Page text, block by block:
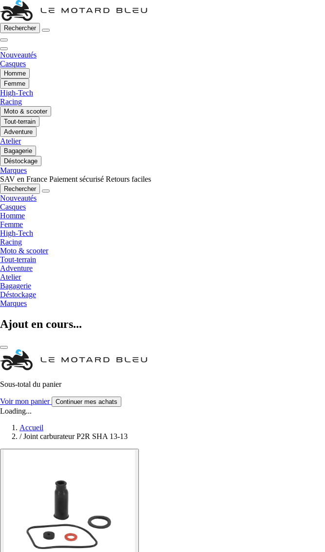
Rechercher
Nouveautés
Casques
Homme
Femme
High-Tech
Racing
Moto & scooter
Tout-terrain
Adventure
Atelier
Bagagerie
Déstockage
Marques
SAV en France Paiement sécurisé Retours faciles
Rechercher
Nouveautés
Casques
Homme
Femme
High-Tech
Racing
Moto & scooter
Tout-terrain
Adventure
Atelier
Bagagerie
Déstockage
Marques
Ajout en cours...
Sous-total du panier
Voir mon panier Continuer mes achats
Loading...
Accueil
/ Joint carburateur P2R SHA 13-13